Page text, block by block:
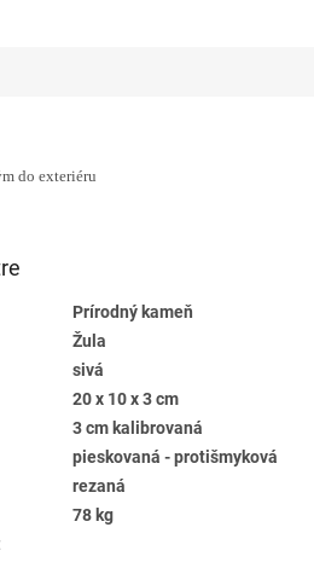
do exteriéru
Prírodný kameň
Žula
sivá
20 x 10 x 3 cm
3 cm kalibrovaná
pieskovaná - protišmyková
rezaná
78 kg